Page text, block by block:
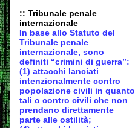
:: Tribunale penale
internazionale
In base allo Statuto del
Tribunale penale
internazionale, sono
definiti “crimini di guerra”:
(1) attacchi lanciati
intenzionalmente contro
popolazione civili in quanto
tali o contro civili che non
prendano direttamente
parte alle ostilità;